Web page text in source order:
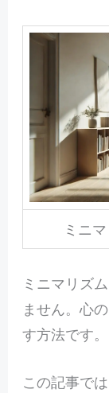
ミニ
ミニマリズ
ません。心
す方法です。
この記事で